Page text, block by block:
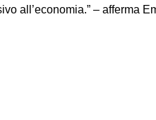
all’economia.” – afferma